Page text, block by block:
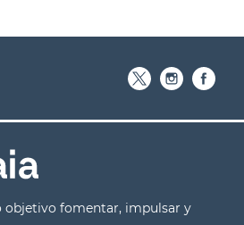
objetivo fomentar, impulsar y